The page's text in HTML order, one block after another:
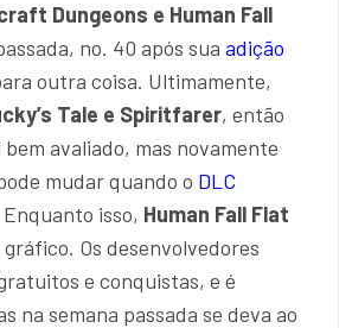
Dungeons e Human Fall
no. 40 após sua adição
outra coisa. Ultimamente,
Tale e Spiritfarer, então
bem avaliado, mas novamente
mudar quando o DLC
isso, Human Fall Flat
Os desenvolvedores
e conquistas, e é
na semana passada se deva ao